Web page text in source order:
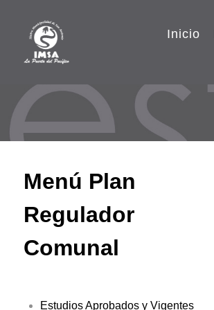
Inicio
Menú Plan
Regulador
Comunal
Estudios Aprobados y Vigentes